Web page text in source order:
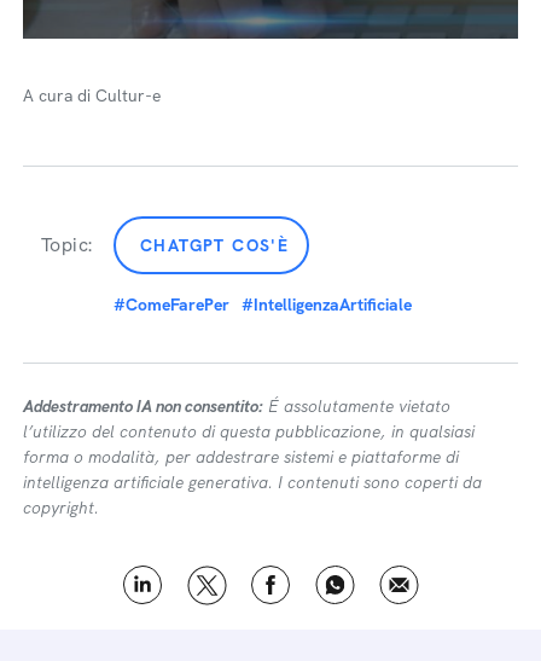
A cura di Cultur-e
Topic: CHATGPT COS'È
#ComeFarePer #IntelligenzaArtificiale
Addestramento IA non consentito: É assolutamente vietato
l’utilizzo del contenuto di questa pubblicazione, in qualsiasi
forma o modalità, per addestrare sistemi e piattaforme di
intelligenza artificiale generativa. I contenuti sono coperti da
copyright.